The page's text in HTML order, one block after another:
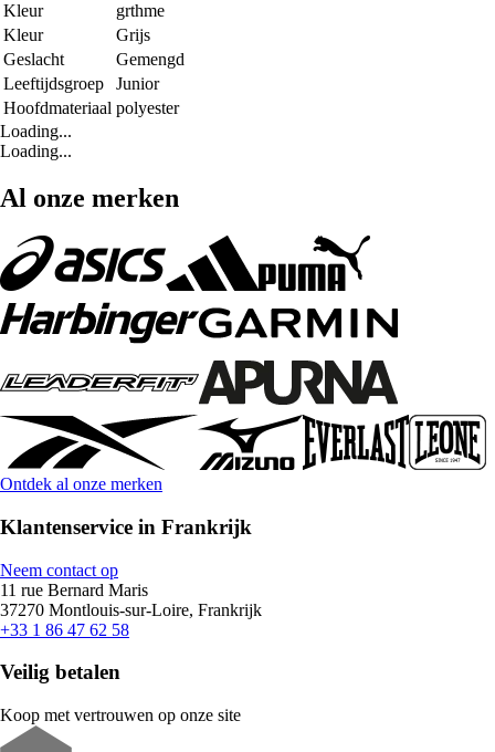
Kleur
grthme
Kleur
Grijs
Geslacht
Gemengd
Leeftijdsgroep
Junior
Hoofdmateriaal polyester
Loading...
Loading...
Al onze merken
Ontdek al onze merken
Klantenservice in Frankrijk
Neem contact op
11 rue Bernard Maris
37270 Montlouis-sur-Loire, Frankrijk
+33 1 86 47 62 58
Veilig betalen
Koop met vertrouwen op onze site